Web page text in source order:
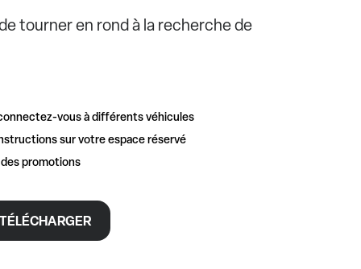
tourner en rond à la recherche de
vous à différents véhicules
sur votre espace réservé
promotions
TÉLÉCHARGER